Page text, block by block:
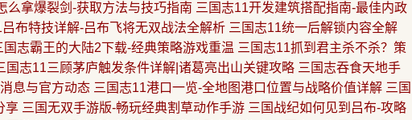
么拿爆裂剑-获取方法与技巧指南 三国志11开发建筑搭配指南-最佳内政
吕布特技详解-吕布飞将无双战法全解析 三国志11统一后解锁内容全解
国志霸王的大陆2下载-经典策略游戏重温 三国志11抓到君主杀不杀？策
国志11三顾茅庐触发条件详解|诸葛亮出山关键攻略 三国志吞食天地手
息与官方动态 三国志11港口一览-全地图港口位置与战略价值详解 三国
享 三国无双手游版-畅玩经典割草动作手游 三国战纪如何见到吕布-攻略